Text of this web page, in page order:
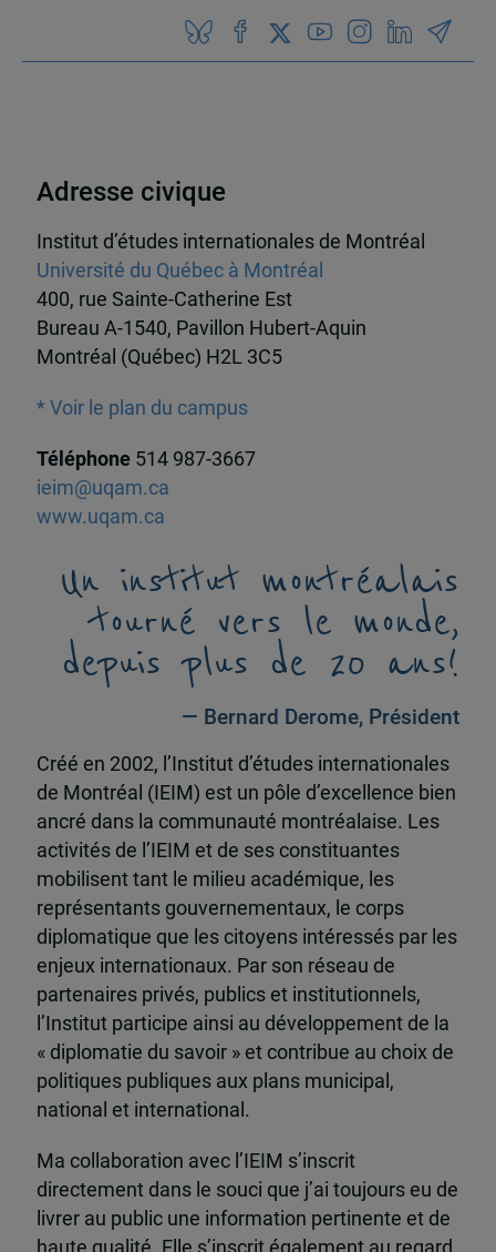
Adresse civique
Institut d’études internationales de Montréal
Université du Québec à Montréal
400, rue Sainte-Catherine Est
Bureau A-1540, Pavillon Hubert-Aquin
Montréal (Québec) H2L 3C5
* Voir le plan du campus
Téléphone 514 987-3667
ieim@uqam.ca
www.uqam.ca
Un institut montréalais
tourné vers le monde,
depuis plus de 20 ans!
— Bernard Derome, Président
Créé en 2002, l’Institut d’études internationales
de Montréal (IEIM) est un pôle d’excellence bien
ancré dans la communauté montréalaise. Les
activités de l’IEIM et de ses constituantes
mobilisent tant le milieu académique, les
représentants gouvernementaux, le corps
diplomatique que les citoyens intéressés par les
enjeux internationaux. Par son réseau de
partenaires privés, publics et institutionnels,
l’Institut participe ainsi au développement de la
« diplomatie du savoir » et contribue au choix de
politiques publiques aux plans municipal,
national et international.
Ma collaboration avec l’IEIM s’inscrit
directement dans le souci que j’ai toujours eu de
livrer au public une information pertinente et de